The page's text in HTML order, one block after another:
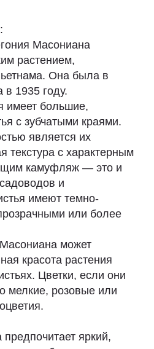
Масониана
растением,
Она была в
в 1935 году.
имеет большие,
с зубчатыми краями.
является их
текстура с характерным
камуфляж — это и
и
имеют темно-
или более
может
красота растения
Цветки, если они
мелкие, розовые или
яркий,